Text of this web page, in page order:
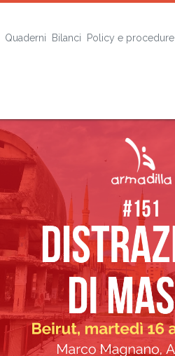
Quaderni Bilanci Policy e procedure